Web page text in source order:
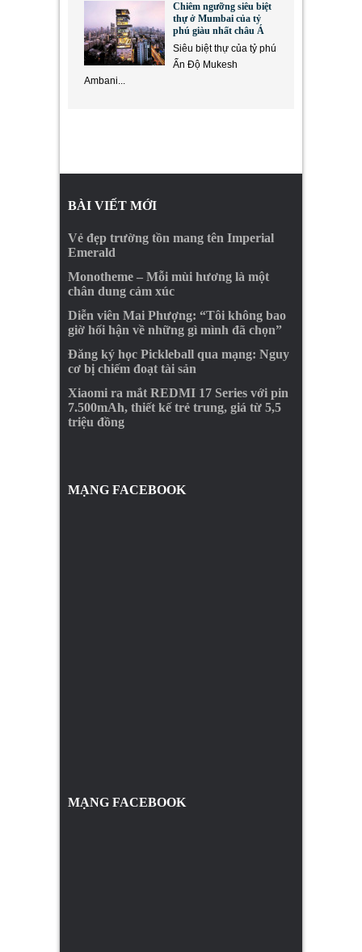
Chiêm ngưỡng siêu biệt
thự ở Mumbai của tỷ
phú giàu nhất châu Á
Siêu biệt thự của tỷ phú
Ấn Độ Mukesh
Ambani...
BÀI VIẾT MỚI
Vẻ đẹp trường tồn mang tên Imperial
Emerald
Monotheme – Mỗi mùi hương là một
chân dung cảm xúc
Diễn viên Mai Phượng: “Tôi không bao
giờ hối hận về những gì mình đã chọn”
Đăng ký học Pickleball qua mạng: Nguy
cơ bị chiếm đoạt tài sản
Xiaomi ra mắt REDMI 17 Series với pin
7.500mAh, thiết kế trẻ trung, giá từ 5,5
triệu đồng
MẠNG FACEBOOK
MẠNG FACEBOOK